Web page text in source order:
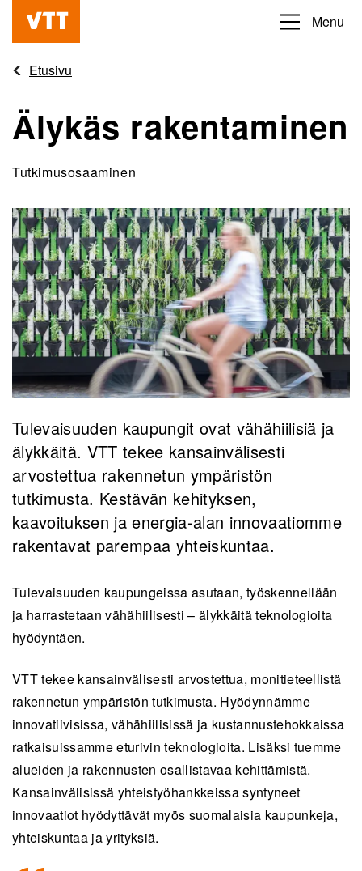
Hyppää
pääsisältöön
Beyond
obvious
Menu
Etusivu
Älykäs rakentaminen
Tutkimusosaaminen
Tulevaisuuden kaupungit ovat vähähiilisiä ja
älykkäitä. VTT tekee kansainvälisesti
arvostettua rakennetun ympäristön
tutkimusta. Kestävän kehityksen,
kaavoituksen ja energia-alan innovaatiomme
rakentavat parempaa yhteiskuntaa.
Tulevaisuuden kaupungeissa asutaan, työskennellään
ja harrastetaan vähähiilisesti – älykkäitä teknologioita
hyödyntäen.
VTT tekee kansainvälisesti arvostettua, monitieteellistä
rakennetun ympäristön tutkimusta. Hyödynnämme
innovatiivisissa, vähähiilisissä ja kustannustehokkaissa
ratkaisuissamme eturivin teknologioita. Lisäksi tuemme
alueiden ja rakennusten osallistavaa kehittämistä.
Kansainvälisissä yhteistyöhankkeissa syntyneet
innovaatiot hyödyttävät myös suomalaisia kaupunkeja,
yhteiskuntaa ja yrityksiä.